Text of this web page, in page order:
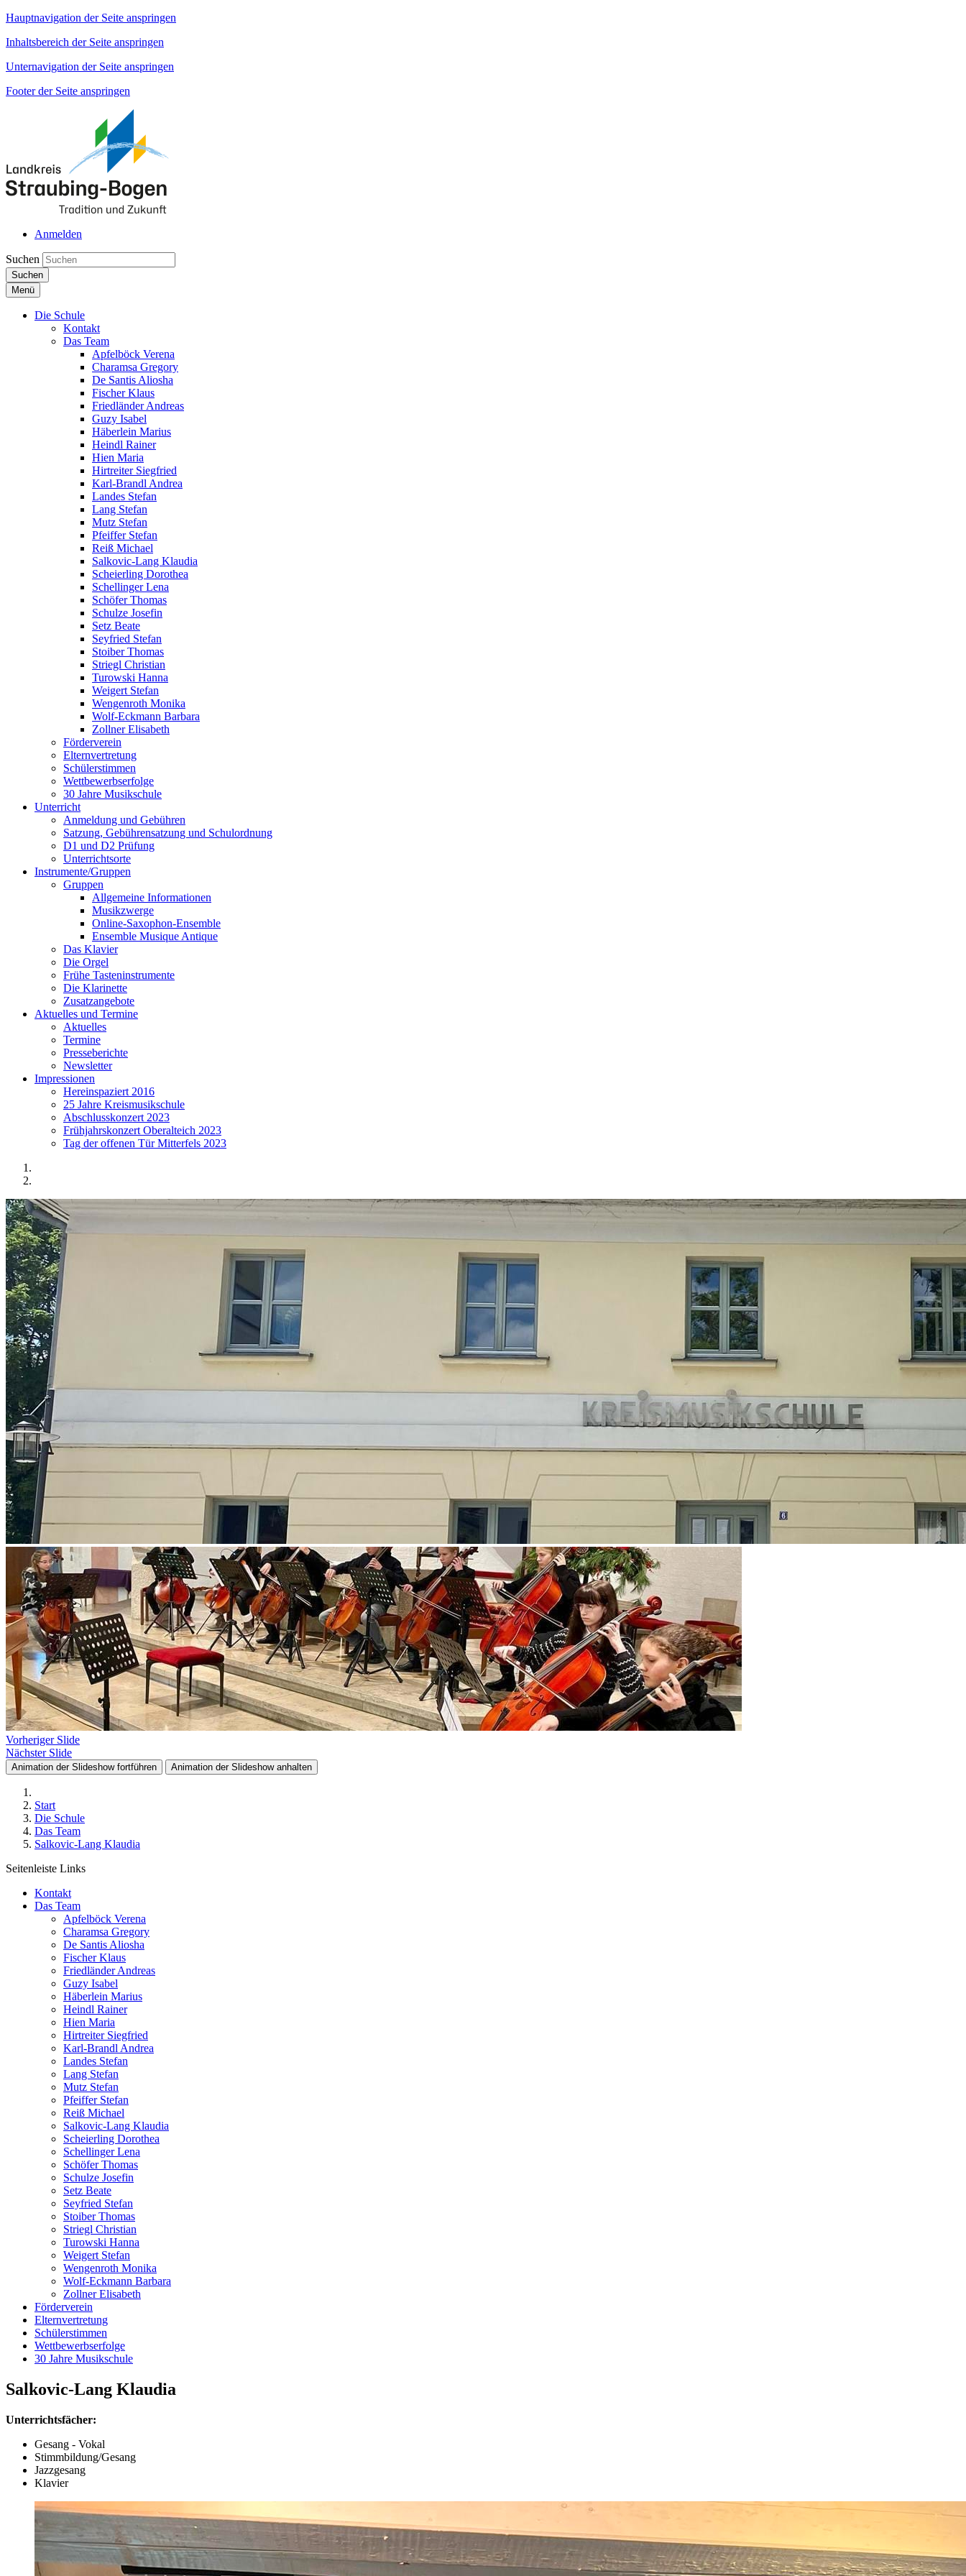
Hauptnavigation der Seite anspringen
Inhaltsbereich der Seite anspringen
Unternavigation der Seite anspringen
Footer der Seite anspringen
Anmelden
Suchen
Suchen
Menü
Die Schule
Kontakt
Das Team
Apfelböck Verena
Charamsa Gregory
De Santis Aliosha
Fischer Klaus
Friedländer Andreas
Guzy Isabel
Häberlein Marius
Heindl Rainer
Hien Maria
Hirtreiter Siegfried
Karl-Brandl Andrea
Landes Stefan
Lang Stefan
Mutz Stefan
Pfeiffer Stefan
Reiß Michael
Salkovic-Lang Klaudia
Scheierling Dorothea
Schellinger Lena
Schöfer Thomas
Schulze Josefin
Setz Beate
Seyfried Stefan
Stoiber Thomas
Striegl Christian
Turowski Hanna
Weigert Stefan
Wengenroth Monika
Wolf-Eckmann Barbara
Zollner Elisabeth
Förderverein
Elternvertretung
Schülerstimmen
Wettbewerbserfolge
30 Jahre Musikschule
Unterricht
Anmeldung und Gebühren
Satzung, Gebührensatzung und Schulordnung
D1 und D2 Prüfung
Unterrichtsorte
Instrumente/Gruppen
Gruppen
Allgemeine Informationen
Musikzwerge
Online-Saxophon-Ensemble
Ensemble Musique Antique
Das Klavier
Die Orgel
Frühe Tasteninstrumente
Die Klarinette
Zusatzangebote
Aktuelles und Termine
Aktuelles
Termine
Presseberichte
Newsletter
Impressionen
Hereinspaziert 2016
25 Jahre Kreismusikschule
Abschlusskonzert 2023
Frühjahrskonzert Oberalteich 2023
Tag der offenen Tür Mitterfels 2023
Vorheriger Slide
Nächster Slide
Animation der Slideshow fortführen Animation der Slideshow anhalten
Start
Die Schule
Das Team
Salkovic-Lang Klaudia
Seitenleiste Links
Kontakt
Das Team
Apfelböck Verena
Charamsa Gregory
De Santis Aliosha
Fischer Klaus
Friedländer Andreas
Guzy Isabel
Häberlein Marius
Heindl Rainer
Hien Maria
Hirtreiter Siegfried
Karl-Brandl Andrea
Landes Stefan
Lang Stefan
Mutz Stefan
Pfeiffer Stefan
Reiß Michael
Salkovic-Lang Klaudia
Scheierling Dorothea
Schellinger Lena
Schöfer Thomas
Schulze Josefin
Setz Beate
Seyfried Stefan
Stoiber Thomas
Striegl Christian
Turowski Hanna
Weigert Stefan
Wengenroth Monika
Wolf-Eckmann Barbara
Zollner Elisabeth
Förderverein
Elternvertretung
Schülerstimmen
Wettbewerbserfolge
30 Jahre Musikschule
Salkovic-Lang Klaudia
Unterrichtsfächer:
Gesang - Vokal
Stimmbildung/Gesang
Jazzgesang
Klavier